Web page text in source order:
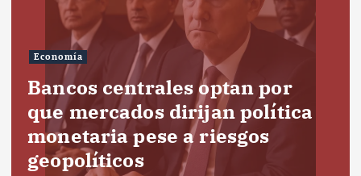
Economía
Bancos centrales optan por
que mercados dirijan política
monetaria pese a riesgos
geopolíticos